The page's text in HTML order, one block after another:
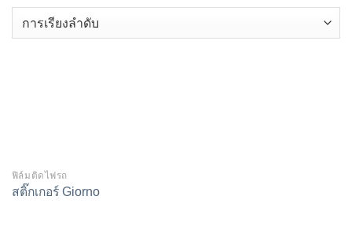
ฟิล์มติดไฟรถ
สติ๊กเกอร์ Giorno